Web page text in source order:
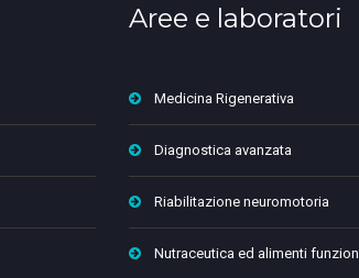
Aree e laboratori
Medicina Rigenerativa
Diagnostica avanzata
Riabilitazione neuromotoria
Nutraceutica ed alimenti